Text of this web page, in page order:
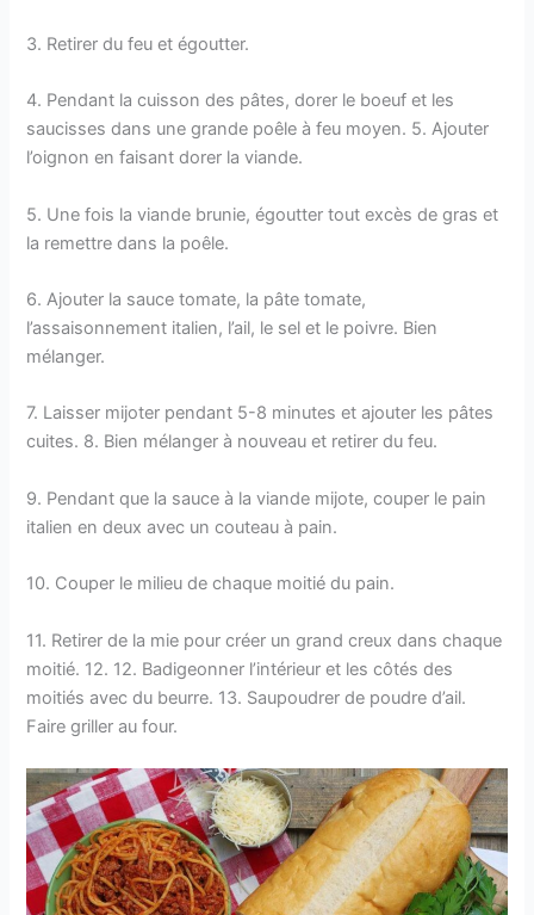
3. Retirer du feu et égoutter.
4. Pendant la cuisson des pâtes, dorer le boeuf et les
saucisses dans une grande poêle à feu moyen. 5. Ajouter
l’oignon en faisant dorer la viande.
5. Une fois la viande brunie, égoutter tout excès de gras et
la remettre dans la poêle.
6. Ajouter la sauce tomate, la pâte tomate,
l’assaisonnement italien, l’ail, le sel et le poivre. Bien
mélanger.
7. Laisser mijoter pendant 5-8 minutes et ajouter les pâtes
cuites. 8. Bien mélanger à nouveau et retirer du feu.
9. Pendant que la sauce à la viande mijote, couper le pain
italien en deux avec un couteau à pain.
10. Couper le milieu de chaque moitié du pain.
11. Retirer de la mie pour créer un grand creux dans chaque
moitié. 12. 12. Badigeonner l’intérieur et les côtés des
moitiés avec du beurre. 13. Saupoudrer de poudre d’ail.
Faire griller au four.